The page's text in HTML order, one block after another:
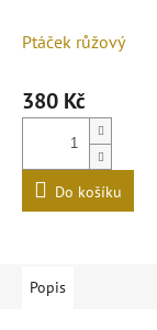
Ptáček růžový
380 Kč
Do košíku
Popis